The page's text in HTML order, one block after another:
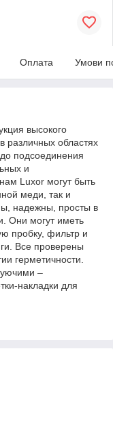
Оплата Умови
высокого
различных областях
подсоединения
и
Luxor могут быть
меди, так и
надежны, просты в
Они могут иметь
пробку, фильтр и
Все проверены
герметичности.
–
накладки для